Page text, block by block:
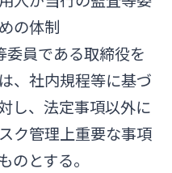
の体制
委員である取締役を
、社内規程等に基づ
し、法定事項以外に
ク管理上重要な事項
のとする。